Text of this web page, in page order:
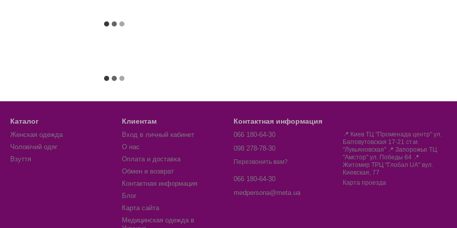
Каталог
Женская одежда
Чоловічий одяг
Взуття
Клиентам
Вход в личный кабинет
О нас
Оплата и доставка
Обмен и возврат
Контактная информация
Блог
Карта сайта
Медицинская одежда в
Контактная информация
066 180-64-30
098 278-78-30
Перезвонить вам?
066 180-64-30
medpersona@meta.ua
📍 Киев ТЦ "Променада центр" ул.
Багговутовская 17-21 ст.м.
"Лукьяновская" 📍 Запорожье ТЦ
"Амстор" ул. Победы 64 📍
Житомир ТРЦ "Глобал UA" вул.
Киевская, 77
Карта проезда